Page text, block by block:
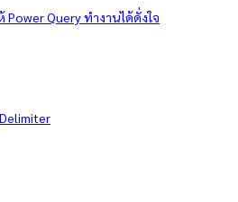
Power Query ทำงานได้ดั่งใจ